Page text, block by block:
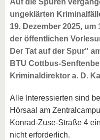
Auf die Spuren
ungeklärten
19. Dezember 2025,
der öffentlichen
Der Tat auf der Spur"
BTU Cottbus-
Kriminaldirektor a. D.
Alle Interessierten sind
Hörsaal am
Konrad-Zuse-Straße 4
nicht erforderlich.